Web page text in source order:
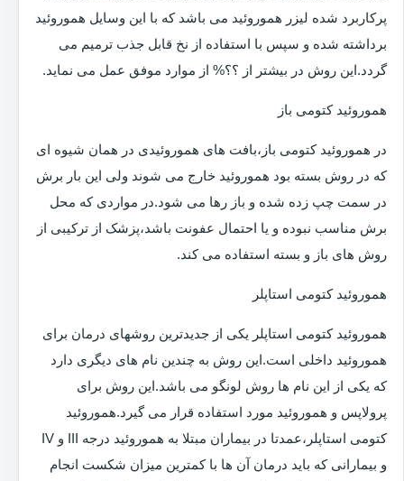
پرکاربرد شده لیزر هموروئید می باشد که با این وسایل هموروئید
برداشته شده و سپس با استفاده از نخ قابل جذب ترمیم می
گردد.این روش در بیشتر از ؟؟% از موارد موفق عمل می نماید.
هموروئید کتومی باز
در هموروئید کتومی باز،بافت های هموروئیدی در همان شیوه ای
که در روش بسته بود هموروئید خارج می شوند ولی این بار برش
در سمت چپ زده شده و باز رها می شود.در مواردی که محل
برش مناسب نبوده و یا احتمال عفونت باشد،پزشک از ترکیبی از
روش های باز و بسته استفاده می کند.
هموروئید کتومی استاپلر
هموروئید کتومی استاپلر یکی از جدیدترین روشهای درمان برای
هموروئید داخلی است.این روش به چندین نام های دیگری دارد
که یکی از این نام ها روش لونگو می باشد.این روش برای
پرولاپس و هموروئید مورد استفاده قرار می گیرد.هموروئید
کتومی استاپلر،عمدتا در بیماران مبتلا به هموروئید درجه III و IV
و بیمارانی که باید درمان آن ها با کمترین میزان شکست انجام